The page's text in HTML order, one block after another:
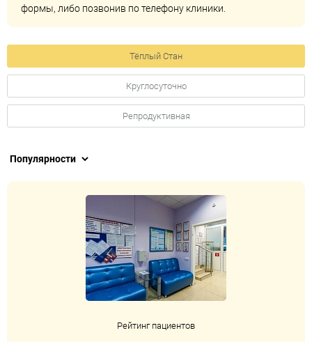
формы, либо позвонив по телефону клиники.
Тёплый Стан
Круглосуточно
Репродуктивная
Рейтинг пациентов